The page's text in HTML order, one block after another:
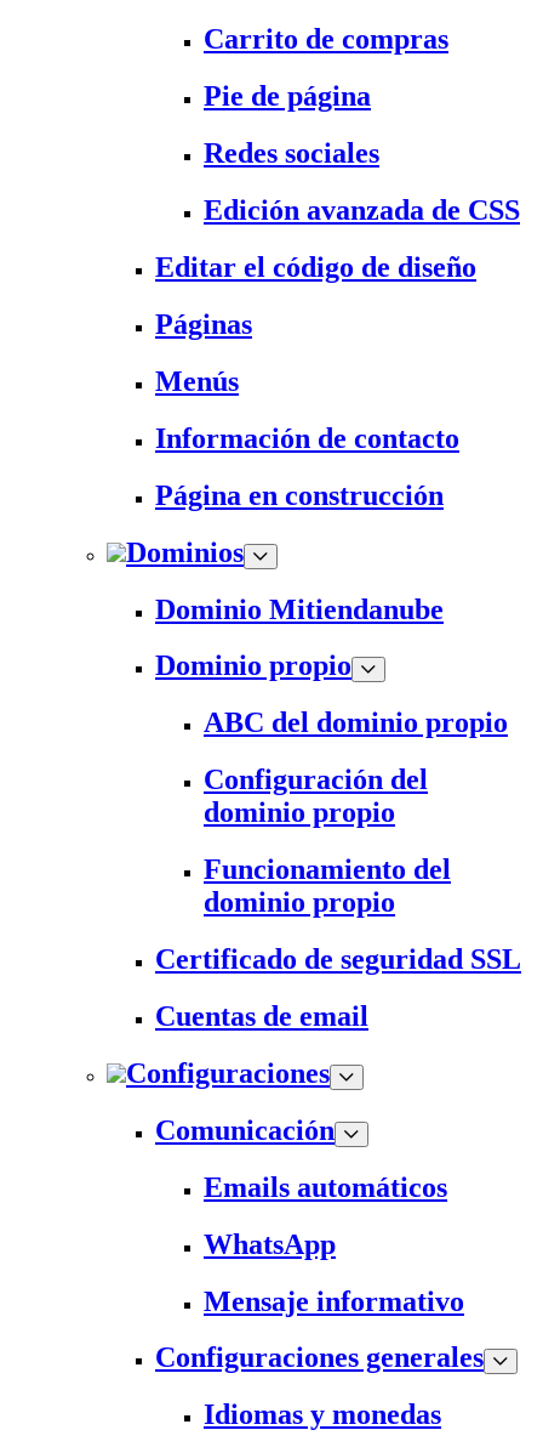
Carrito de compras
Pie de página
Redes sociales
Edición avanzada de CSS
Editar el código de diseño
Páginas
Menús
Información de contacto
Página en construcción
Dominios
Dominio Mitiendanube
Dominio propio
ABC del dominio propio
Configuración del
dominio propio
Funcionamiento del
dominio propio
Certificado de seguridad SSL
Cuentas de email
Configuraciones
Comunicación
Emails automáticos
WhatsApp
Mensaje informativo
Configuraciones generales
Idiomas y monedas